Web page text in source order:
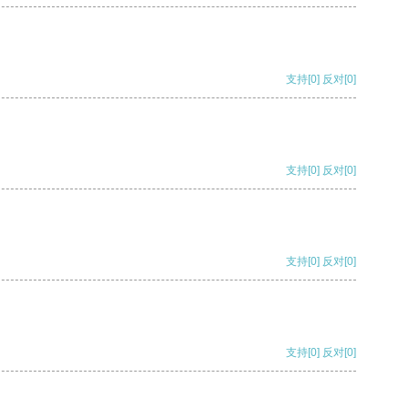
支持[0] 反对[0]
支持[0] 反对[0]
支持[0] 反对[0]
支持[0] 反对[0]